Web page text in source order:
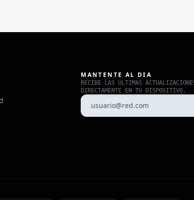
MANTENTE AL DIA
RECIBE LAS ULTIMAS
DIRECTAMENTE EN TU DISPOSITIVO.